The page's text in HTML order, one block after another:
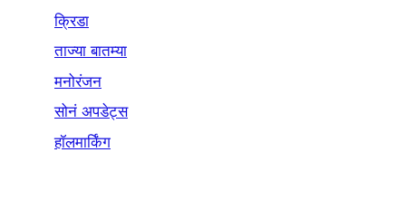
क्रिडा
ताज्या बातम्या
मनोरंजन
सोनं अपडेट्स
हॉलमार्किंग